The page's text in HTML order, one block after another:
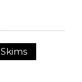
Skims